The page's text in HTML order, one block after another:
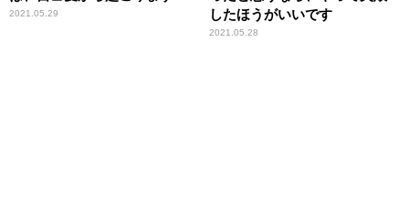
2021.05.29
したほうがいいです
2021.05.28